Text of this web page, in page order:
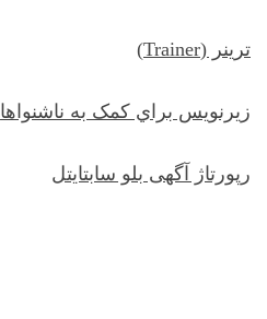
ترينر (Trainer)
زيرنويس براي کمک به ناشنواها
رپورتاژ آگهی بلو سابتایتل